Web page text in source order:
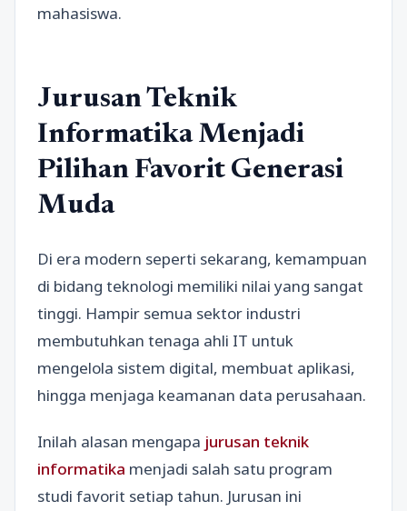
mahasiswa.
Jurusan Teknik
Informatika Menjadi
Pilihan Favorit Generasi
Muda
Di era modern seperti sekarang, kemampuan
di bidang teknologi memiliki nilai yang sangat
tinggi. Hampir semua sektor industri
membutuhkan tenaga ahli IT untuk
mengelola sistem digital, membuat aplikasi,
hingga menjaga keamanan data perusahaan.
Inilah alasan mengapa jurusan teknik
informatika menjadi salah satu program
studi favorit setiap tahun. Jurusan ini